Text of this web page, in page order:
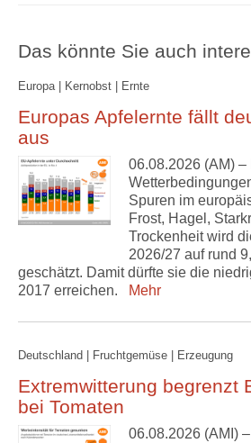
Das könnte Sie auch
Europa | Kernobst | Ernte
Europas Apfelernte fällt
aus
06.08.2026 (AM) –
Spuren im
Frost, Hagel,
Trockenheit wird
2026/27 auf rund
geschätzt. Damit dürfte sie die
2017 erreichen.
Mehr
Deutschland | Fruchtgemüse | Erzeugung
Extremwitterung begrenzt
bei Tomaten
06.08.2026 (AMI)